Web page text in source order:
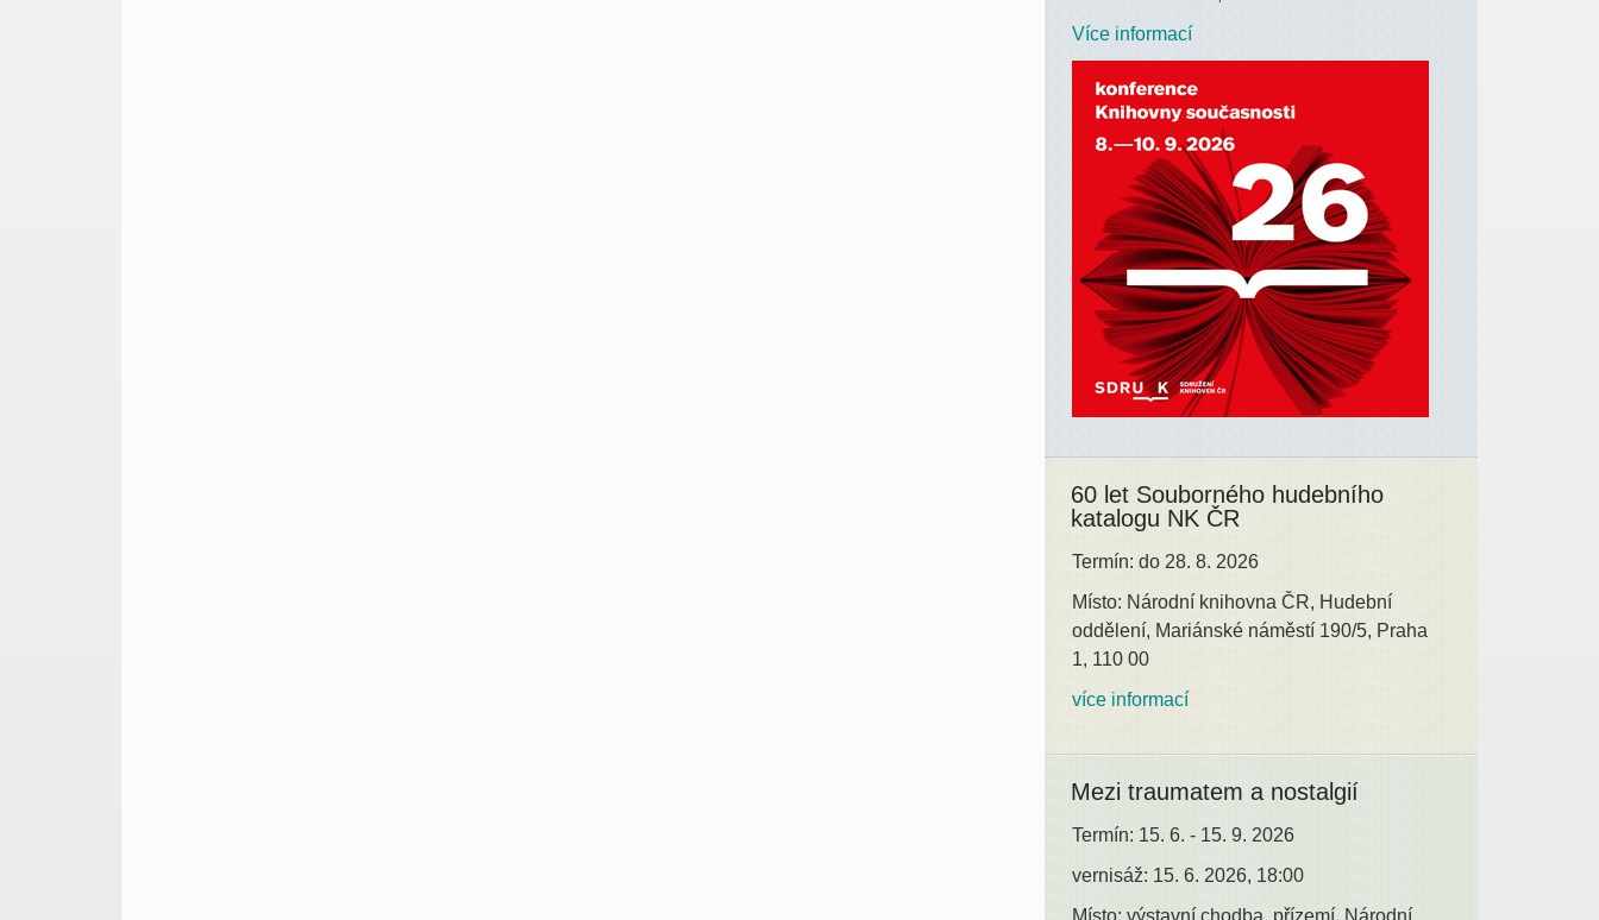
Více informací
60 let Souborného hudebního
katalogu NK ČR
Termín: do 28. 8. 2026
Místo: Národní knihovna ČR, Hudební
oddělení, Mariánské náměstí 190/5, Praha
1, 110 00
více informací
Mezi traumatem a nostalgií
Termín: 15. 6. - 15. 9. 2026
vernisáž: 15. 6. 2026, 18:00
Místo: výstavní chodba, přízemí, Národní